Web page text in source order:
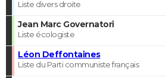
Liste divers droite
Jean Marc Governatori
Liste écologiste
Léon Deffontaines
Liste du Parti communiste français